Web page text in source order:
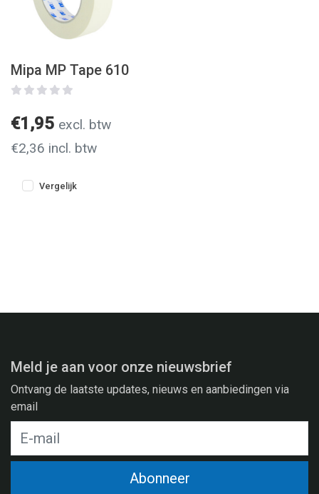
Mipa MP Tape 610
€1,95 excl. btw
€2,36 incl. btw
Vergelijk
Meld je aan voor onze nieuwsbrief
Ontvang de laatste updates, nieuws en aanbiedingen via
email
Abonneer